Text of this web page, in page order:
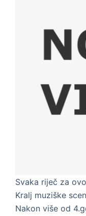
Svaka riječ za
Kralj muziške
Nakon više od